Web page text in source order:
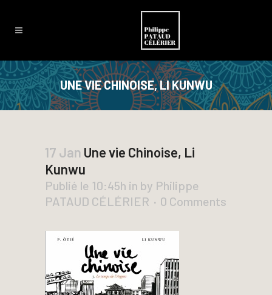
UNE VIE CHINOISE, LI KUNWU
17 Jan Une vie Chinoise, Li
Kunwu
Publié le 10:45h in by Philippe
PATAUD CÉLÉRIER
0 Comments